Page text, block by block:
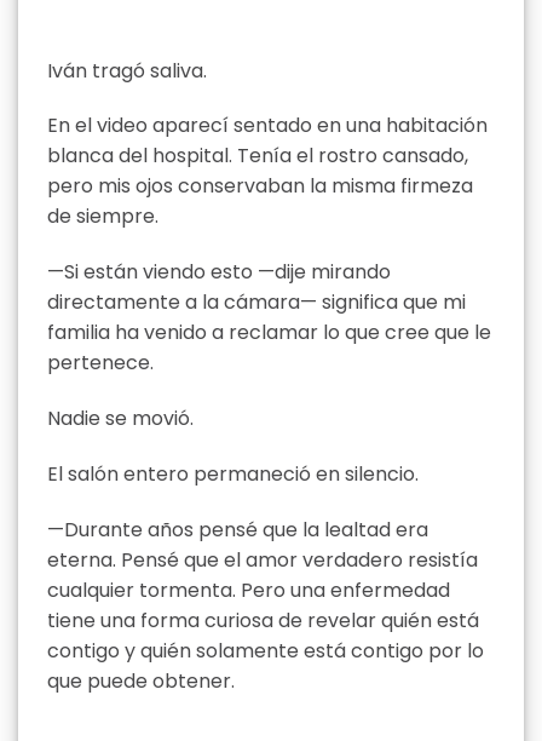
Iván tragó saliva.
En el video aparecí sentado en una habitación
blanca del hospital. Tenía el rostro cansado,
pero mis ojos conservaban la misma firmeza
de siempre.
—Si están viendo esto —dije mirando
directamente a la cámara— significa que mi
familia ha venido a reclamar lo que cree que le
pertenece.
Nadie se movió.
El salón entero permaneció en silencio.
—Durante años pensé que la lealtad era
eterna. Pensé que el amor verdadero resistía
cualquier tormenta. Pero una enfermedad
tiene una forma curiosa de revelar quién está
contigo y quién solamente está contigo por lo
que puede obtener.